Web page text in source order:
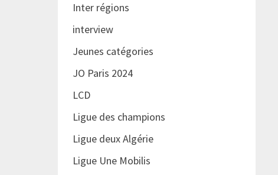
Inter régions
interview
Jeunes catégories
JO Paris 2024
LCD
Ligue des champions
Ligue deux Algérie
Ligue Une Mobilis